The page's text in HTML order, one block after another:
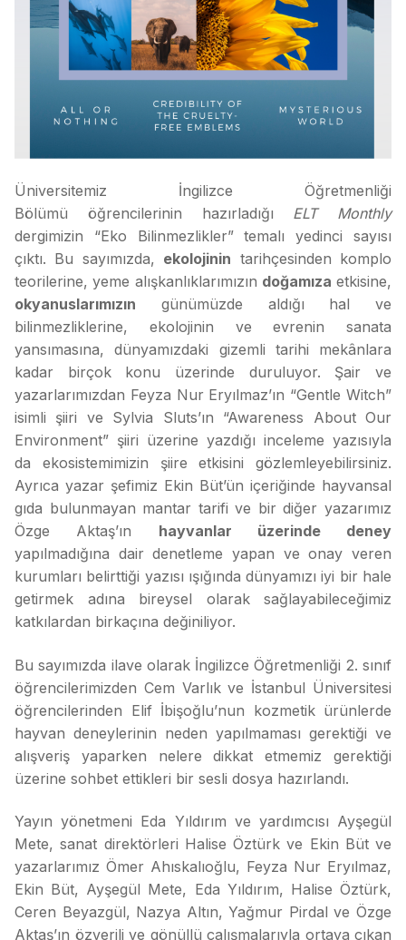
Üniversitemiz İngilizce Öğretmenliği
Bölümü öğrencilerinin hazırladığı ELT Monthly
dergimizin “Eko Bilinmezlikler” temalı yedinci sayısı
çıktı. Bu sayımızda, ekolojinin tarihçesinden komplo
teorilerine, yeme alışkanlıklarımızın doğamıza etkisine,
okyanuslarımızın günümüzde aldığı hal ve
bilinmezliklerine, ekolojinin ve evrenin sanata
yansımasına, dünyamızdaki gizemli tarihi mekânlara
kadar birçok konu üzerinde duruluyor. Şair ve
yazarlarımızdan Feyza Nur Eryılmaz’ın “Gentle Witch”
isimli şiiri ve Sylvia Sluts’ın “Awareness About Our
Environment” şiiri üzerine yazdığı inceleme yazısıyla
da ekosistemimizin şiire etkisini gözlemleyebilirsiniz.
Ayrıca yazar şefimiz Ekin Büt’ün içeriğinde hayvansal
gıda bulunmayan mantar tarifi ve bir diğer yazarımız
Özge Aktaş’ın hayvanlar üzerinde deney
yapılmadığına dair denetleme yapan ve onay veren
kurumları belirttiği yazısı ışığında dünyamızı iyi bir hale
getirmek adına bireysel olarak sağlayabileceğimiz
katkılardan birkaçına değiniliyor.
Bu sayımızda ilave olarak İngilizce Öğretmenliği 2. sınıf
öğrencilerimizden Cem Varlık ve İstanbul Üniversitesi
öğrencilerinden Elif İbişoğlu’nun kozmetik ürünlerde
hayvan deneylerinin neden yapılmaması gerektiği ve
alışveriş yaparken nelere dikkat etmemiz gerektiği
üzerine sohbet ettikleri bir sesli dosya hazırlandı.
Yayın yönetmeni Eda Yıldırım ve yardımcısı Ayşegül
Mete, sanat direktörleri Halise Öztürk ve Ekin Büt ve
yazarlarımız Ömer Ahıskalıoğlu, Feyza Nur Eryılmaz,
Ekin Büt, Ayşegül Mete, Eda Yıldırım, Halise Öztürk,
Ceren Beyazgül, Nazya Altın, Yağmur Pirdal ve Özge
Aktaş’ın özverili ve gönüllü çalışmalarıyla ortaya çıkan